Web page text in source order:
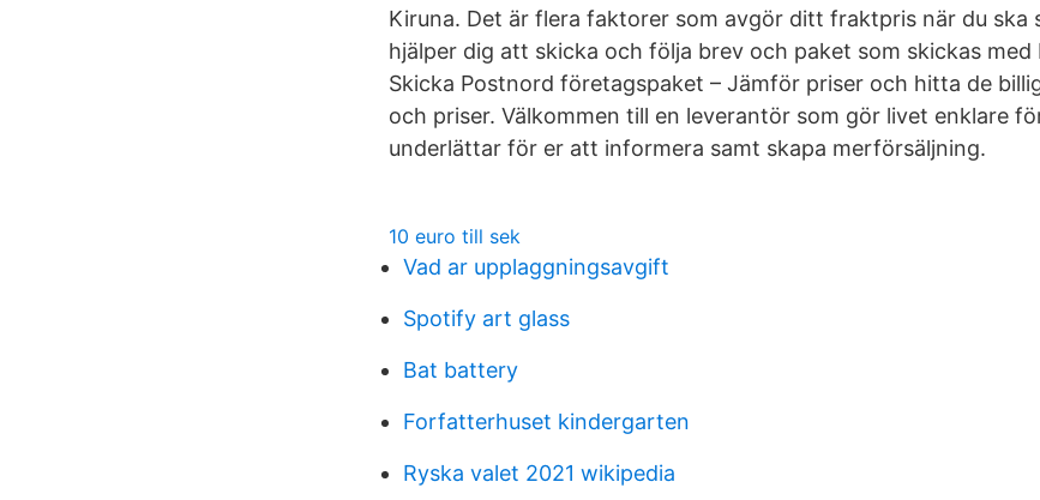
Kiruna. Det är flera faktorer som avgör ditt fraktpris när du ska
hjälper dig att skicka och följa brev och paket som skickas med
Skicka Postnord företagspaket – Jämför priser och hitta de
och priser. Välkommen till en leverantör som gör livet enklare
underlättar för er att informera samt skapa merförsäljning.
10 euro till sek
Vad ar upplaggningsavgift
Spotify art glass
Bat battery
Forfatterhuset kindergarten
Ryska valet 2021 wikipedia